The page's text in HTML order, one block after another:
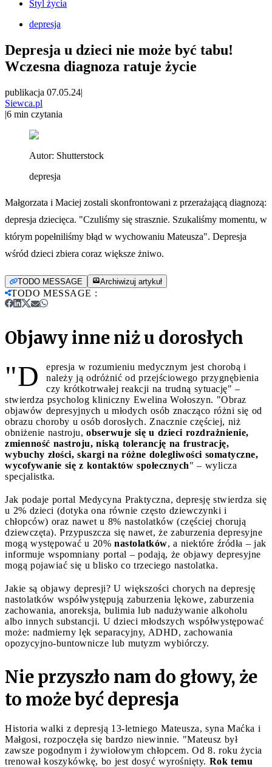
Styl życia
depresja
Depresja u dzieci nie może być tabu!
Wczesna diagnoza ratuje życie
publikacja 07.05.24|
Siewca.pl
|6 min czytania
Autor: Shutterstock
depresja
Małgorzata i Maciej zostali skonfrontowani z przerażającą diagnozą:
depresja dziecięca. "Czuliśmy się strasznie. Szukaliśmy momentu, w
którym popełniliśmy błąd w wychowaniu Mateusza". Depresja
wśród dzieci zbiera coraz większe żniwo.
TODO MESSAGE Archiwizuj artykuł
TODO MESSAGE :
Objawy inne niż u dorosłych
"D
epresja w rozumieniu medycznym jest chorobą i
należy ją odróżnić od przejściowego przygnębienia
czy krótkotrwałej reakcji na trudną sytuację" –
stwierdza psycholog kliniczny Ewelina Wołoszyn. "Obraz
objawów depresyjnych u młodych osób znacząco różni się od
obrazu choroby u osób dorosłych. Znacznie częściej, niż
obniżenie nastroju, obserwuje się u dzieci rozdrażnienie,
zmienność nastroju, niską tolerancję na frustrację,
wybuchy złości, skargi na różne dolegliwości somatyczne,
wycofywanie się z kontaktów społecznych" – wylicza
specjalistka.
Jak podaje portal Medycyna Praktyczna, depresję stwierdza się
u 2% dzieci (dotyka ona równie często dziewczynki i
chłopców) oraz nawet u 8% nastolatków (częściej chorują
dziewczęta). Przypuszcza się nawet, że zaburzenia depresyjne
mogą występować u 20% nastolatków, a niektóre źródła – jak
informuje wspomniany portal – podają, że objawy depresyjne
mogą pojawiać się u blisko co trzeciego nastolatka.
Jakie są objawy depresji? U większości chorych na depresję
nastolatków współwystępują zaburzenia lękowe, zaburzenia
zachowania, anoreksja, bulimia lub nadużywanie alkoholu
albo innych substancji. U dzieci młodszych współwystępować
może: nadmierny lęk separacyjny, ADHD, zachowania
opozycyjno-buntownicze lub mutyzm wybiórczy.
Nie przyszło nam do głowy, że
to może być depresja
Historia walki z depresją 13-letniego Mateusza, syna Maćka i
Małgosi, rozpoczęła się bardzo niewinnie. "Mateusz był
zawsze pogodnym i żywiołowym chłopcem. Od 8. roku życia
trenował koszykówkę, bo jest dosyć wyrośnięty. Rok temu